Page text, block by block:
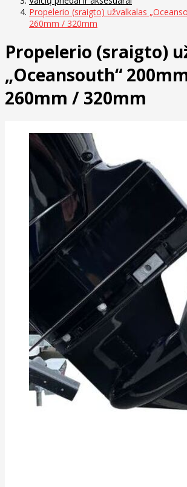
Propelerio (sraigto) užvalkalas
260mm / 320mm
Propelerio (sraigto)
„Oceansouth“
260mm / 320mm